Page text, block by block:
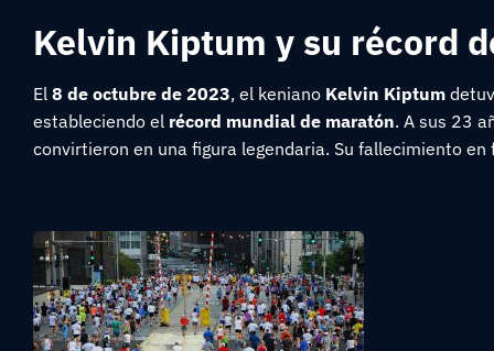
Kelvin Kiptum y su récord
El 8 de octubre de 2023, el keniano Kelvin Kiptum
estableciendo el récord mundial de maratón. A sus 23
convirtieron en una figura legendaria. Su fallecimiento